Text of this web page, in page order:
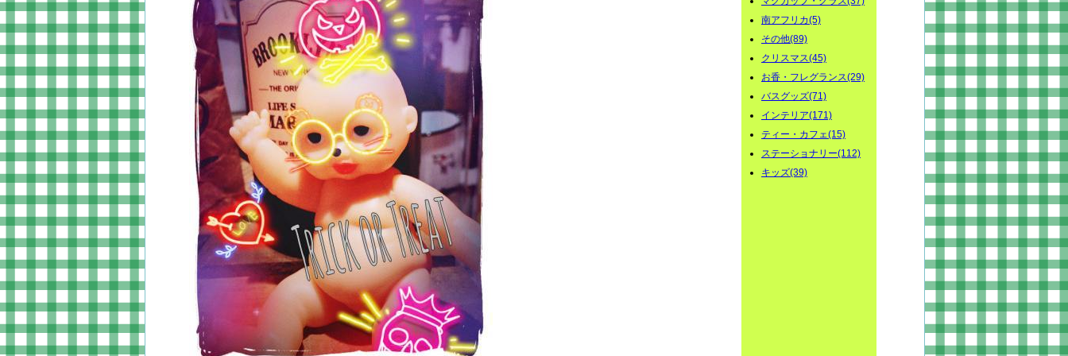
南アフリカ(5)
その他(89)
クリスマス(45)
お香・フレグランス(29)
バスグッズ(71)
インテリア(171)
ティー・カフェ(15)
ステーショナリー(112)
キッズ(39)